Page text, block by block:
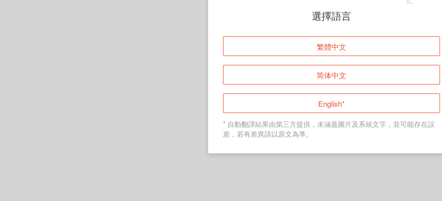
頁面無法顯示
登入
返回首頁
選擇語言
繁體中文
简体中文
English*
* 自動翻譯結果由第三方提供，未涵蓋圖片及系統文字，並可能存在誤
差，若有差異請以原文為準。